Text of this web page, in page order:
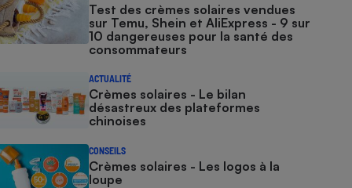
Test des crèmes solaires vendues
sur Temu, Shein et AliExpress - 9 sur
10 dangereuses pour la santé des
consommateurs
ACTUALITÉ
Crèmes solaires - Le bilan
désastreux des plateformes
chinoises
CONSEILS
Crèmes solaires - Les logos à la
loupe